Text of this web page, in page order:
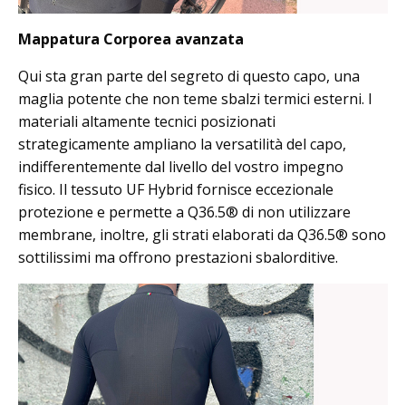
Mappatura Corporea avanzata
Qui sta gran parte del segreto di questo capo, una
maglia potente che non teme sbalzi termici esterni. I
materiali altamente tecnici posizionati
strategicamente ampliano la versatilità del capo,
indifferentemente dal livello del vostro impegno
fisico. Il tessuto UF Hybrid fornisce eccezionale
protezione e permette a Q36.5® di non utilizzare
membrane, inoltre, gli strati elaborati da Q36.5® sono
sottilissimi ma offrono prestazioni sbalorditive.